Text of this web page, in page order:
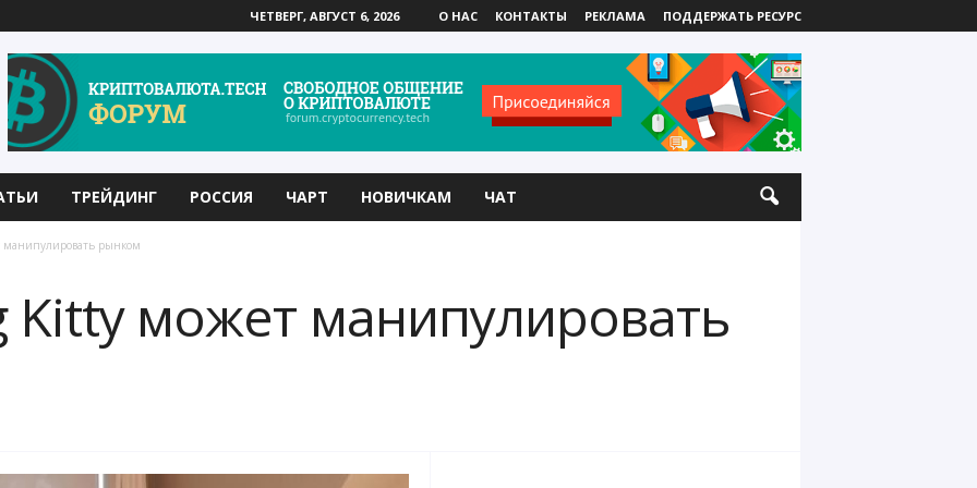
ЧЕТВЕРГ, АВГУСТ 6, 2026 О НАС КОНТАКТЫ РЕКЛАМА ПОДДЕРЖАТЬ РЕСУРС
ТРЕЙДИНГ РОССИЯ ЧАРТ НОВИЧКАМ ЧАТ
манипулировать рынком
Kitty может манипулировать